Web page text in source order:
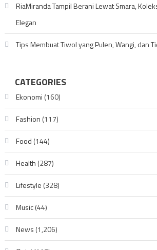
RiaMiranda Tampil Berani Lewat Smara,
Elegan
Tips Membuat Tiwol yang Pulen, Wangi, dan
CATEGORIES
Ekonomi (160)
Fashion (117)
Food (144)
Health (287)
Lifestyle (328)
Music(44)
News (1,206)